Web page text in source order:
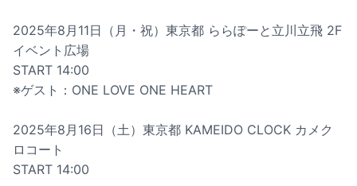
2025年8月11日（月・祝）東京都 ららぽーと立川立飛 2F
イベント広場
START 14:00
※ゲスト：ONE LOVE ONE HEART
2025年8月16日（土）東京都 KAMEIDO CLOCK カメク
ロコート
START 14:00